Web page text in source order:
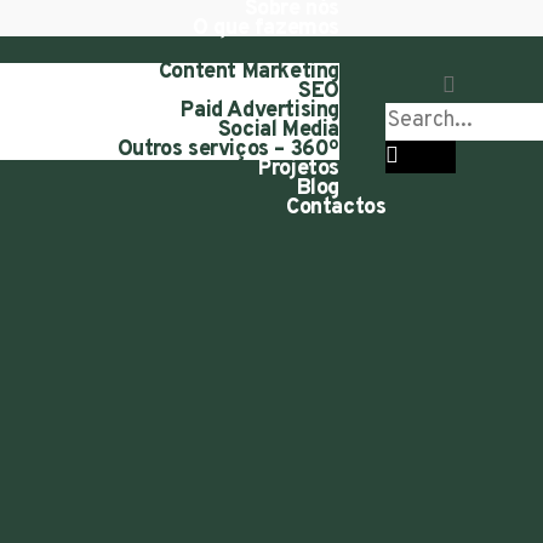
Content Marketing
SEO
Paid Advertising
Social Media
Outros serviços – 360º
Projetos
Blog
Contactos